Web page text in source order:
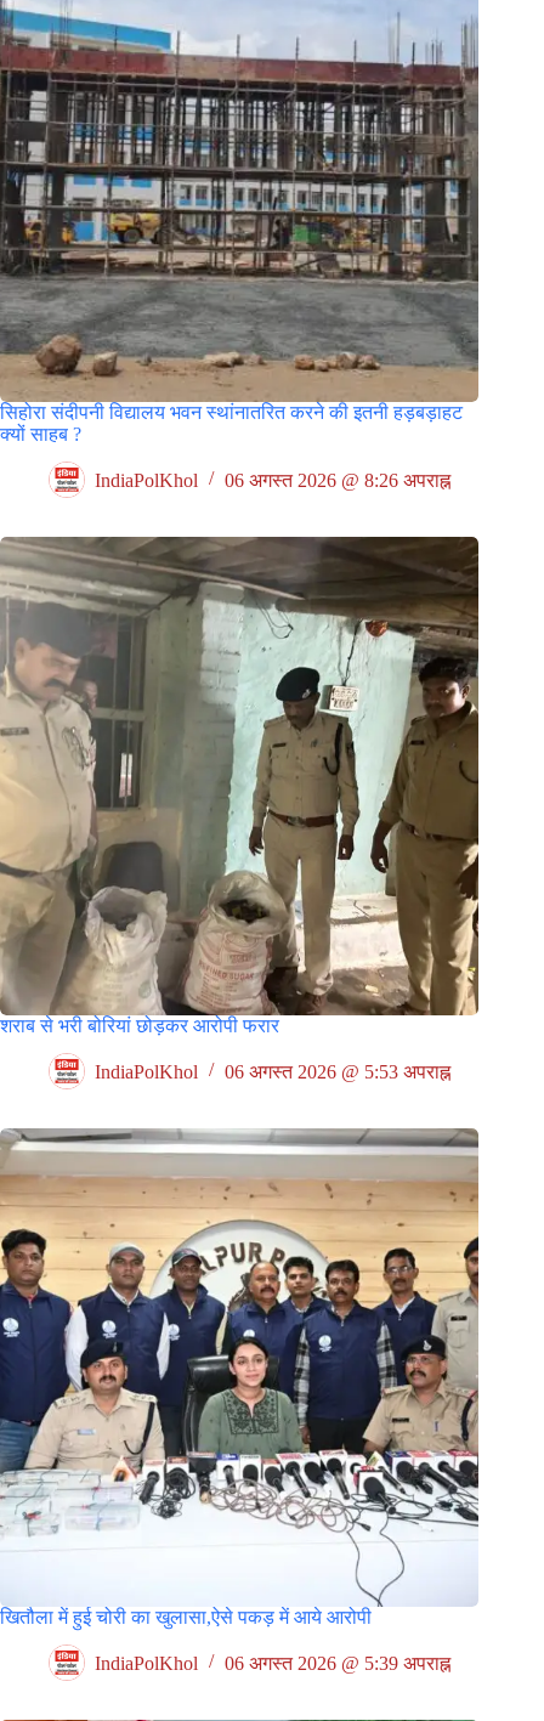
सिहोरा संदीपनी विद्यालय भवन स्थांनातरित करने की इतनी हड़बड़ाहट
क्यों साहब ?
IndiaPolKhol 06 अगस्त 2026 @ 8:26 अपराह्न
शराब से भरी बोरियां छोड़कर आरोपी फरार
IndiaPolKhol 06 अगस्त 2026 @ 5:53 अपराह्न
खितौला में हुई चोरी का खुलासा,ऐसे पकड़ में आये आरोपी
IndiaPolKhol 06 अगस्त 2026 @ 5:39 अपराह्न